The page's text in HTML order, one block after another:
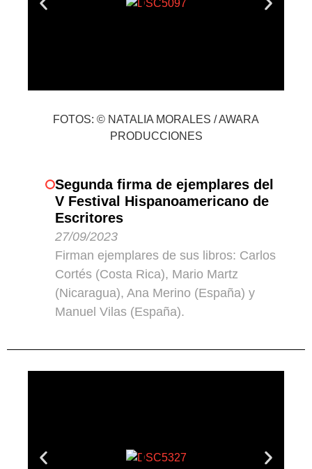
FOTOS: © NATALIA MORALES / AWARA
PRODUCCIONES
Segunda firma de ejemplares del
V Festival Hispanoamericano de
Escritores
27/09/2023
Firman ejemplares de sus libros: Carlos
Cortés (Costa Rica), Mario Martz
(Nicaragua), Ana Merino (España) y
Manuel Vilas (España).